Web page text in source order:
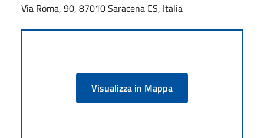
Via Roma, 90, 87010 Saracena CS, Italia
Visualizza in Mappa